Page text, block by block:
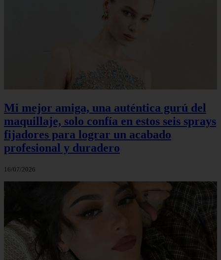
Mi mejor amiga, una auténtica gurú del
maquillaje, solo confía en estos seis sprays
fijadores para lograr un acabado
profesional y duradero
16/07/2026